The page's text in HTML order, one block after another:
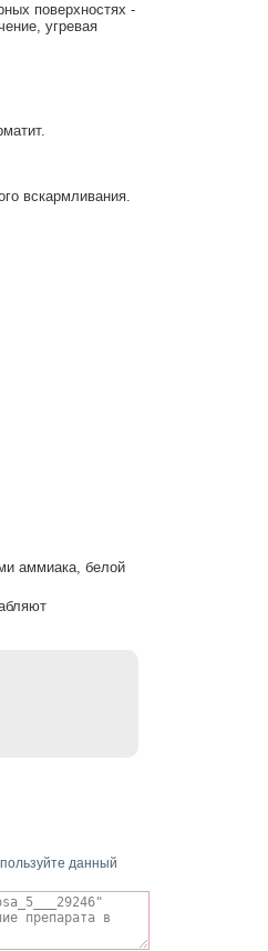
поверхностях -
угревая
вскармливания.
аммиака, белой
данный